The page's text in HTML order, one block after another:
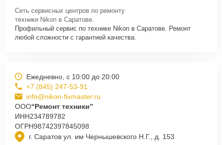
Сеть сервисных центров по ремонту
техники Nikon в Саратове.
Профильный сервис по технике Nikon в Саратове. Ремонт
любой сложности с гарантией качества.
г. Саратов ул. им Чернышевского Н.Г., д. 153
Ежедневно, с 10:00 до 20:00
+7 (845) 247-53-91
info@nikon-fixmaster.ru
ООО“Ремонт техники”
ИНН234789782
ОГРН98742397845098